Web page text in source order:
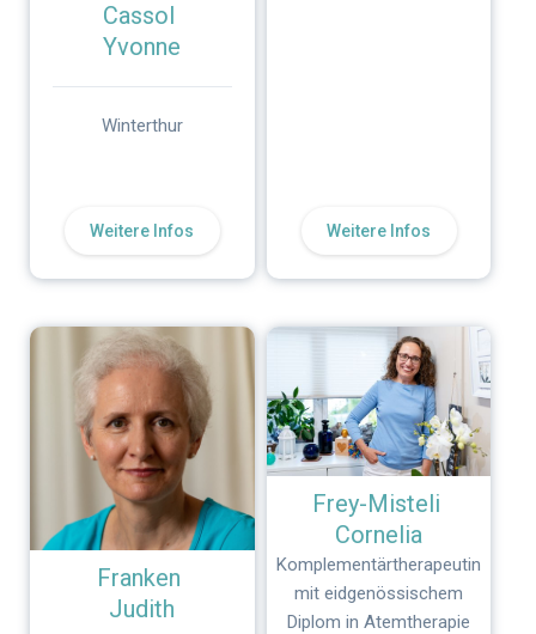
Cassol
Yvonne
Winterthur
Weitere Infos Weitere Infos
Franken
Judith
Frey-Misteli
Cornelia
Komplementärtherapeutin
mit eidgenössischem
Diplom in Atemtherapie